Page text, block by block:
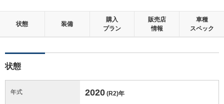
状態 装備
購入
プラン
販売店
情報
車種
スペック
状態
年式 2020 (R2)年